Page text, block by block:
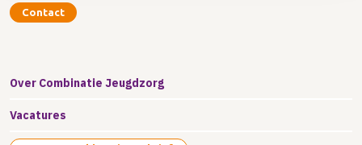
Contact
Over Combinatie Jeugdzorg
Vacatures